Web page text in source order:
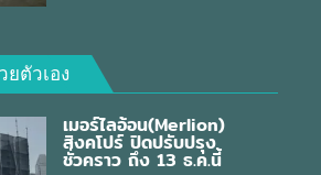
ยตัวเอง
เมอร์ไลอ้อน(Merlion)
สิงคโปร์ ปิดปรับปรุง
ชั่วคราว ถึง 13 ธ.ค.นี้